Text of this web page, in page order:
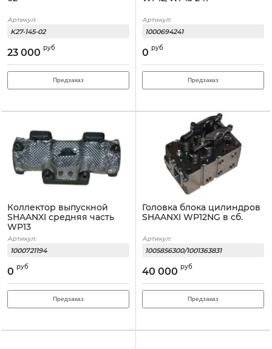
Артикул:
K27-145-02
23 000 руб
Предзаказ
Артикул:
1000694241
0 руб
Предзаказ
Коллектор выпускной
SHAANXI средняя часть
WP13
Артикул:
1000721194
0 руб
Предзаказ
Головка блока цилиндров
SHAANXI WP12NG в сб.
Артикул:
1005856300/1001363831
40 000 руб
Предзаказ